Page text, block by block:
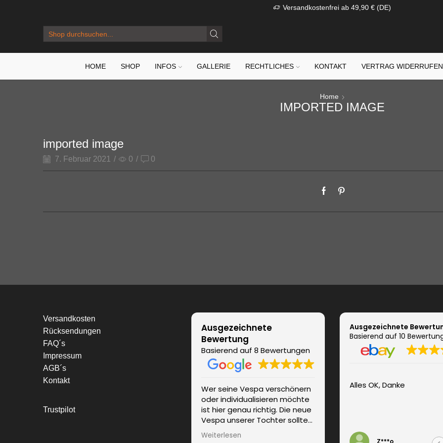
Versandkostenfrei ab 49,90 € (DE)
HOME SHOP INFOS GALLERIE RECHTLICHES KONTAKT VERTRAG WIDERRUFEN
Home
IMPORTED IMAGE
imported image
7. Februar 2021 / 0 / 0
Versandkosten
Rücksendungen
FAQ´s
Impressum
AGB´s
Kontakt
Trustpilot
Ausgezeichnete
Bewertung
Basierend auf 8 Bewertungen
Wer seine Vespa verschönern
oder individualisieren möchte
ist hier genau richtig. Die neue
Vespa unserer Tochter sollte
einen Girly-Look erhalten. Wir
wurden persönlich und
Weiterlesen
Super Service, hochwertige
Ausgezeichnete
Basierend auf 10
Alles OK, Danke
Z***o